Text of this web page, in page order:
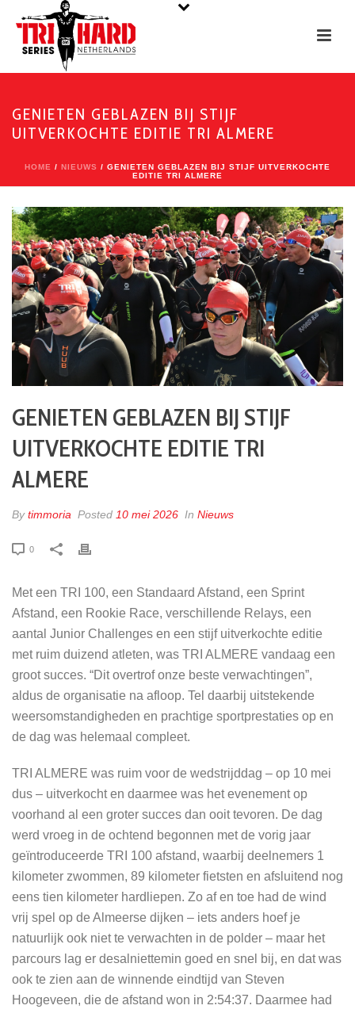
GENIETEN GEBLAZEN BIJ STIJF
UITVERKOCHTE EDITIE TRI ALMERE
HOME / NIEUWS / GENIETEN GEBLAZEN BIJ STIJF UITVERKOCHTE
EDITIE TRI ALMERE
GENIETEN GEBLAZEN BIJ STIJF
UITVERKOCHTE EDITIE TRI
ALMERE
Bytimmoria Posted 10 mei 2026 In Nieuws
0
Met een TRI 100, een Standaard Afstand, een Sprint
Afstand, een Rookie Race, verschillende Relays, een
aantal Junior Challenges en een stijf uitverkochte editie
met ruim duizend atleten, was TRI ALMERE vandaag een
groot succes. “Dit overtrof onze beste verwachtingen”,
aldus de organisatie na afloop. Tel daarbij uitstekende
weersomstandigheden en prachtige sportprestaties op en
de dag was helemaal compleet.
TRI ALMERE was ruim voor de wedstrijddag – op 10 mei
dus – uitverkocht en daarmee was het evenement op
voorhand al een groter succes dan ooit tevoren. De dag
werd vroeg in de ochtend begonnen met de vorig jaar
geïntroduceerde TRI 100 afstand, waarbij deelnemers 1
kilometer zwommen, 89 kilometer fietsten en afsluitend nog
eens tien kilometer hardliepen. Zo af en toe had de wind
vrij spel op de Almeerse dijken – iets anders hoef je
natuurlijk ook niet te verwachten in de polder – maar het
parcours lag er desalniettemin goed en snel bij, en dat was
ook te zien aan de winnende eindtijd van Steven
Hoogeveen, die de afstand won in 2:54:37. Daarmee had